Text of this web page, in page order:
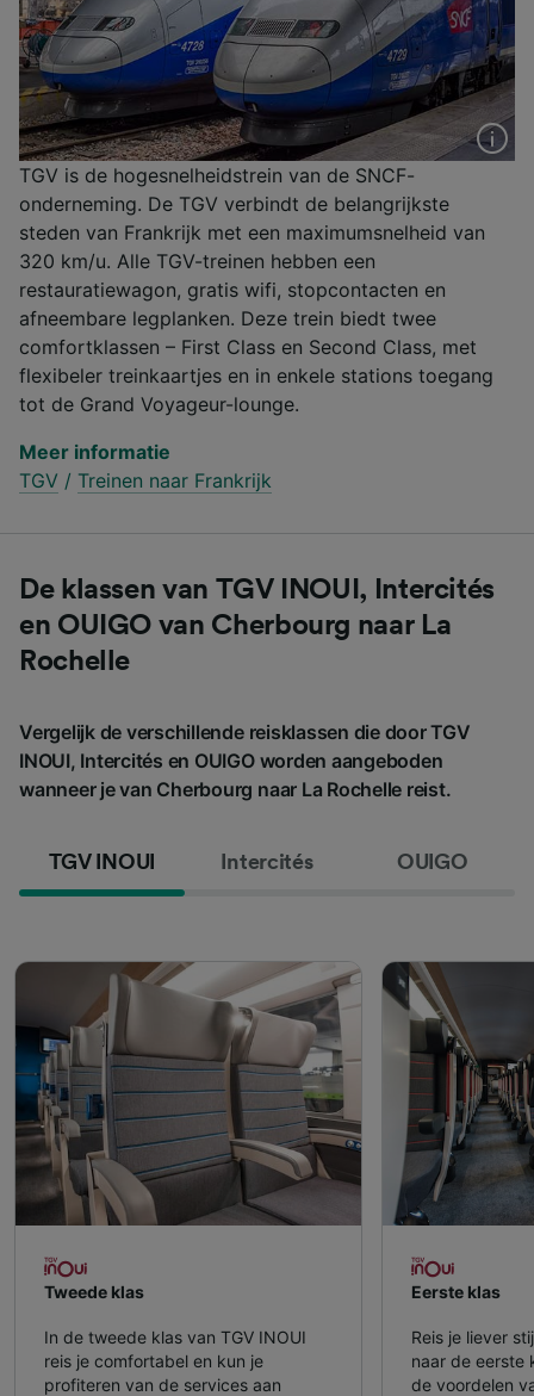
TGV is de hogesnelheidstrein van de SNCF-
onderneming. De TGV verbindt de belangrijkste
steden van Frankrijk met een maximumsnelheid van
320 km/u. Alle TGV-treinen hebben een
restauratiewagon, gratis wifi, stopcontacten en
afneembare legplanken. Deze trein biedt twee
comfortklassen – First Class en Second Class, met
flexibeler treinkaartjes en in enkele stations toegang
tot de Grand Voyageur-lounge.
Meer informatie
TGV / Treinen naar Frankrijk
De klassen van TGV INOUI, Intercités
en OUIGO van Cherbourg naar La
Rochelle
Vergelijk de verschillende reisklassen die door TGV
INOUI, Intercités en OUIGO worden aangeboden
wanneer je van Cherbourg naar La Rochelle reist.
TGV INOUI Intercités OUIGO
Tweede klas
In de tweede klas van TGV INOUI
reis je comfortabel en kun je
profiteren van de services aan
Eerste klas
Reis je liever
naar de eerste
de voordelen